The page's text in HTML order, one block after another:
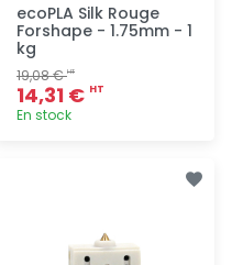
ecoPLA Silk Rouge
Forshape - 1.75mm - 1
kg
19,08 €HT
14,31 € HT
En stock